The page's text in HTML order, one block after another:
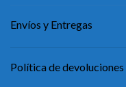
Envíos y Entregas
Política de devoluciones